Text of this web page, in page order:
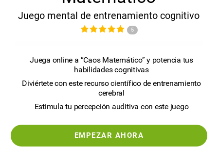
Juego mental de entrenamiento cognitivo
5
Juega online a “Caos Matemático” y potencia tus
habilidades cognitivas
Diviértete con este recurso científico de entrenamiento
cerebral
Estimula tu percepción auditiva con este juego
EMPEZAR AHORA